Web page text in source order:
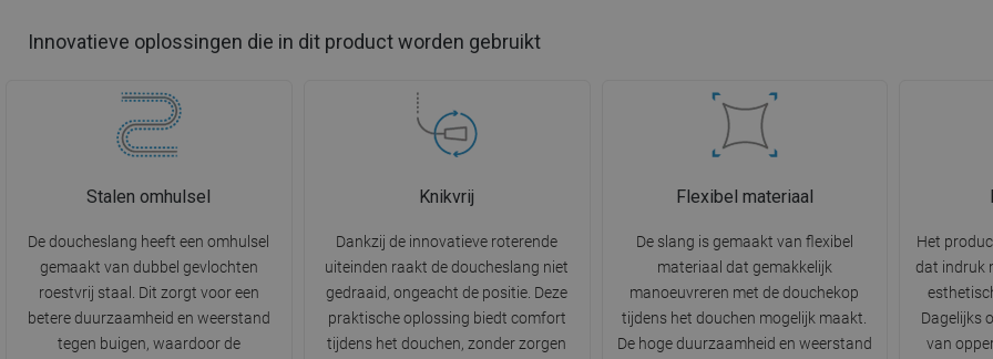
Innovatieve oplossingen die in dit product worden gebruikt
Stalen omhulsel
De doucheslang heeft een omhulsel
gemaakt van dubbel gevlochten
roestvrij staal. Dit zorgt voor een
betere duurzaamheid en weerstand
tegen buigen, waardoor de
Knikvrij
Dankzij de innovatieve roterende
uiteinden raakt de doucheslang niet
gedraaid, ongeacht de positie. Deze
praktische oplossing biedt comfort
tijdens het douchen, zonder zorgen
Flexibel materiaal
De slang is gemaakt van flexibel
materiaal dat gemakkelijk
manoeuvreren met de douchekop
tijdens het douchen mogelijk maakt.
De hoge duurzaamheid en weerstand
Het
dat indruk
Dagelijks
van